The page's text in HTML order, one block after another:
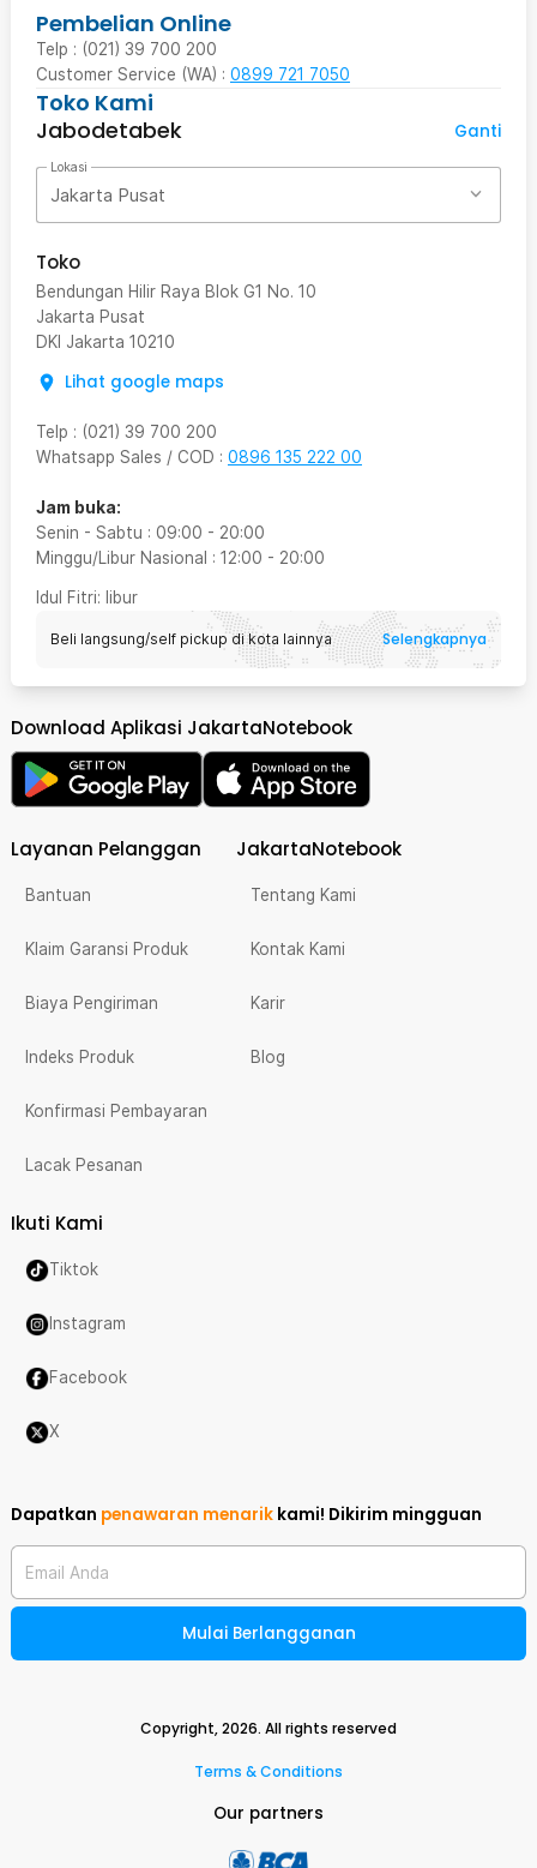
Pembelian Online
Telp : (021) 39 700 200
Customer Service (WA) : 0899 721 7050
Toko Kami
Jabodetabek
Ganti
Lokasi
Jakarta Pusat
Toko
Bendungan Hilir Raya Blok G1 No. 10
Jakarta Pusat
DKI Jakarta 10210
Lihat google maps
Telp : (021) 39 700 200
Whatsapp Sales / COD : 0896 135 222 00
Jam buka:
Senin - Sabtu : 09:00 - 20:00
Minggu/Libur Nasional : 12:00 - 20:00
Idul Fitri: libur
Beli langsung/self pickup di kota lainnya Selengkapnya
Download Aplikasi JakartaNotebook
Layanan Pelanggan
Bantuan
Klaim Garansi Produk
Biaya Pengiriman
Indeks Produk
Konfirmasi Pembayaran
Lacak Pesanan
JakartaNotebook
Tentang Kami
Kontak Kami
Karir
Blog
Ikuti Kami
Tiktok
Instagram
Facebook
X
Dapatkan penawaran menarik kami! Dikirim mingguan
Email Anda
Mulai Berlangganan
Copyright,2026. All rights reserved
Terms & Conditions
Our partners